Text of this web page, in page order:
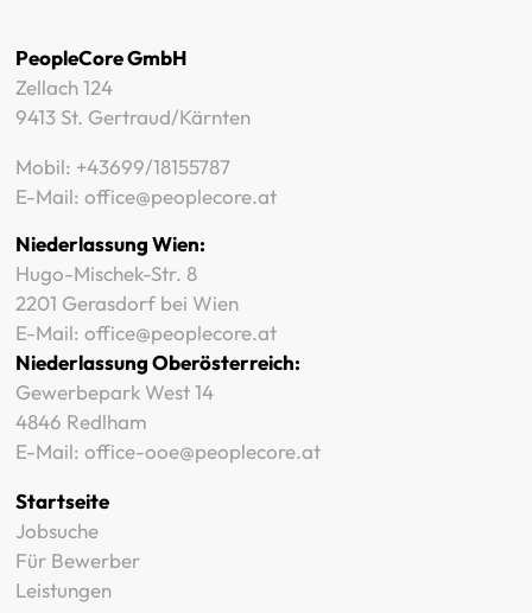
PeopleCore GmbH
Zellach 124
9413 St. Gertraud/Kärnten
Mobil: +43699/18155787
E-Mail: office@peoplecore.at
Niederlassung Wien:
Hugo-Mischek-Str. 8
2201 Gerasdorf bei Wien
E-Mail: office@peoplecore.at
Niederlassung Oberösterreich:
Gewerbepark West 14
4846 Redlham
E-Mail: office-ooe@peoplecore.at
Startseite
Jobsuche
Für Bewerber
Leistungen